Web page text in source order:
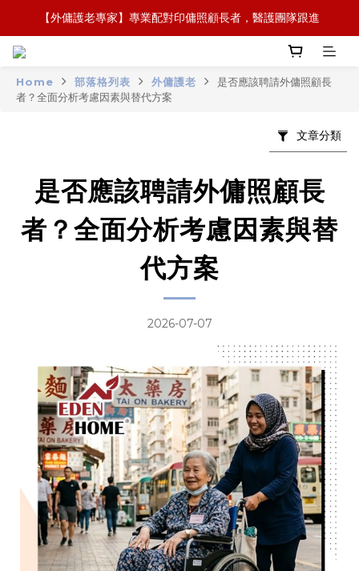
【全新概念】長者護理復康用品，可租可買，彈性選擇
【政府資助】善用社區照顧服務券，上門服務及租用產品
Home 部落格列表 外傭護老
是否應該聘請外傭照顧長
者？全面分析考慮因素與替代方案
文章分類
是否應該聘請外傭照顧長
者？全面分析考慮因素與替
代方案
2026-07-07